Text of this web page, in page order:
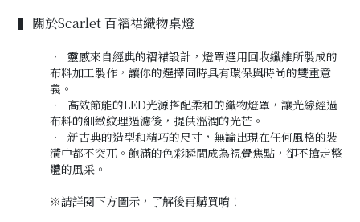
▌ 關於Scarlet 百褶裙織物桌燈
‧ 靈感來自經典的褶裙設計，燈罩選用回收纖維所製成的
布料加工製作，讓你的選擇同時具有環保與時尚的雙重意
義。
‧ 高效節能的LED光源搭配柔和的織物燈罩，讓光線經過
布料的細緻紋理過濾後，提供溫潤的光芒。
‧ 新古典的造型和精巧的尺寸，無論出現在任何風格的裝
潢中都不突兀。飽滿的色彩瞬間成為視覺焦點，卻不搶走整
體的風采。
※請詳閱下方圖示， 了解後再購買唷！